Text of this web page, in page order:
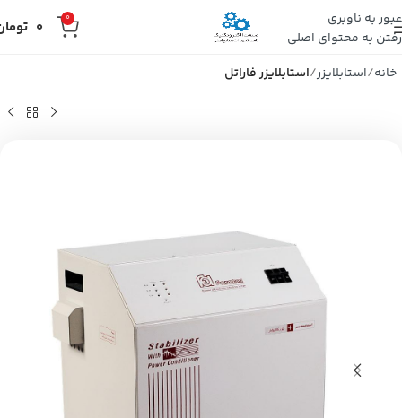
عبور به ناوبری
رفتن به محتوای اصلی
0
0
خانه استابلایزر استابلایزر فاراتل